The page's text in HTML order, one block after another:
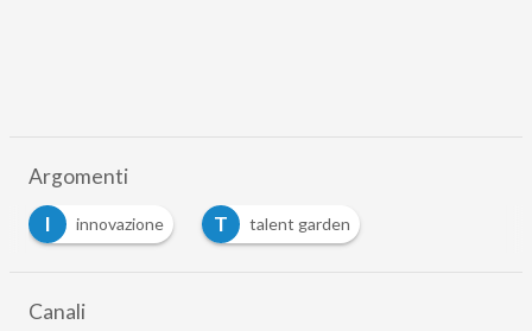
Argomenti
I
innovazione T talent garden
Canali